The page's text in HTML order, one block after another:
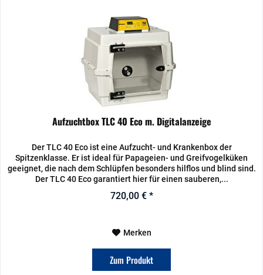
Aufzuchtbox TLC 40 Eco m. Digitalanzeige
Der TLC 40 Eco ist eine Aufzucht- und Krankenbox der
Spitzenklasse. Er ist ideal für Papageien- und Greifvogelküken
geeignet, die nach dem Schlüpfen besonders hilflos und blind sind.
Der TLC 40 Eco garantiert hier für einen sauberen,...
720,00 € *
Merken
Zum Produkt